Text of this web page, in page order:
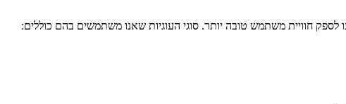
לספק חוויית משתמש טובה יותר. סוגי העוגיות שאנו משתמשים בהם כוללים: